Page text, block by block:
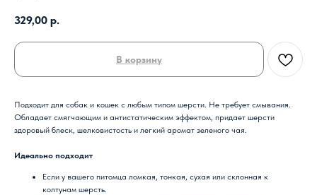
329,00 р.
В корзину
Подходит для собак и кошек с любым типом шерсти. Не требует смывания.
Обладает смягчающим и антистатическим эффектом, придает шерсти
здоровый блеск, шелковистость и легкий аромат зеленого чая.
Идеально подходит
Если у вашего питомца ломкая, тонкая, сухая или склонная к
колтунам шерсть.